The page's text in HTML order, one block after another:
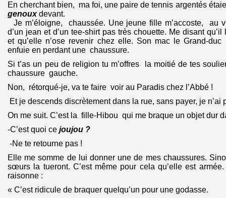
En cherchant bien, ma foi, une paire de tennis argentés
genouxdevant.
Je m’éloigne, chaussée. Une jeune fille m’accoste, au
d’un jean et d’un tee-shirt pas très chouette. Me disant
et qu’elle n’ose revenir chez elle. Son mac le Grand-duc
enfuie en perdant une chaussure.
Si t’as un peu de religion tu m’offres la moitié de tes
chaussure gauche.
Non, rétorqué-je, va te faire voir au Paradis chez l’Abbé !
Et je descends discrètement dans la rue, sans payer, je
On me suit. C’est la fille-Hibou qui me braque un objet dur
-C’est quoi ce joujou ?
-Ne te retourne pas !
Elle me somme de lui donner une de mes chaussures.
sœurs la tueront. C’est même pour cela qu’elle est
raisonne :
« C’est ridicule de braquer quelqu’un pour une godasse.